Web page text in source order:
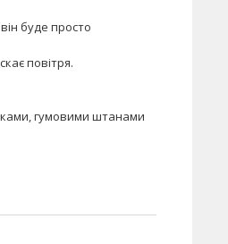
буде просто
повітря.
гумовими штанами